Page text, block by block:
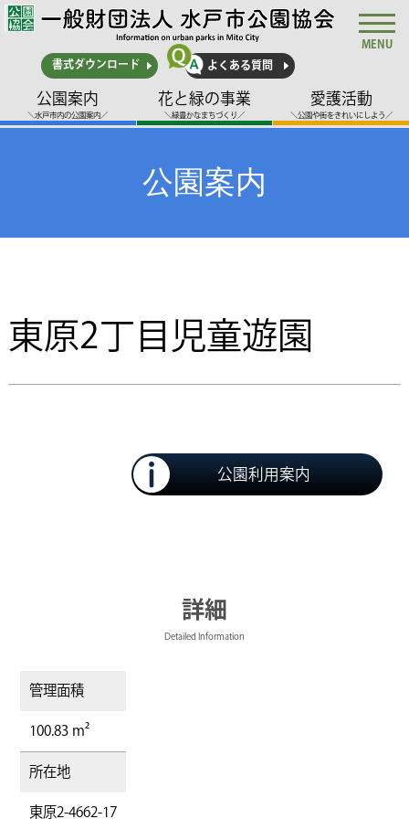
書式ダウンロード よくある質問
公園案内
＼水戸市内の公園案内／
花と緑の事業
＼緑豊かなまちづくり／
愛護活動
＼公園や街をきれいにしよう／
MENU
公園案内
東原2丁目児童遊園
公園利用案内
詳細
Detailed Information
管理面積
100.83 m²
所在地
東原2-4662-17